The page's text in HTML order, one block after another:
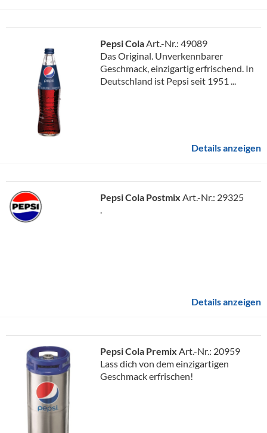
Pepsi ColaArt.-Nr.: 49089
Das Original. Unverkennbarer
Geschmack, einzigartig erfrischend. In
Deutschland ist Pepsi seit 1951 ...
Details anzeigen
Pepsi Cola Postmix Art.-Nr.: 29325
.
Details anzeigen
Pepsi Cola Premix Art.-Nr.: 20959
Lass dich von dem einzigartigen
Geschmack erfrischen!